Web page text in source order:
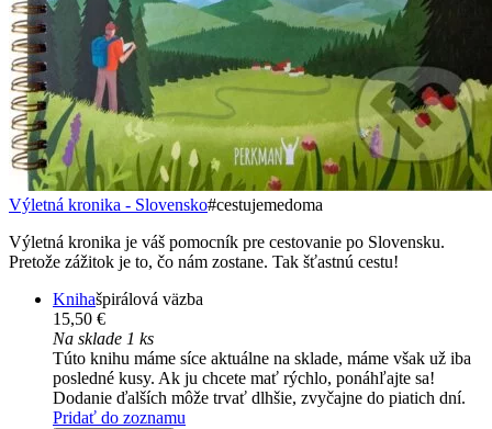
Výletná kronika - Slovensko#cestujemedoma
Výletná kronika je váš pomocník pre cestovanie po Slovensku.
Pretože zážitok je to, čo nám zostane. Tak šťastnú cestu!
Knihašpirálová väzba
15,50 €
Na sklade 1 ks
Túto knihu máme síce aktuálne na sklade, máme však už iba
posledné kusy. Ak ju chcete mať rýchlo, ponáhľajte sa!
Dodanie ďalších môže trvať dlhšie, zvyčajne do piatich dní.
Pridať do zoznamu